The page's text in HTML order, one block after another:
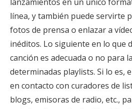
lanzamientos en un único
línea, y también puede servirte
fotos de prensa o enlazar a
inéditos. Lo siguiente en lo que
canción es adecuada o no para
determinadas playlists. Si lo es,
en contacto con curadores de
blogs, emisoras de radio, etc.,